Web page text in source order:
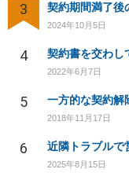
3 契約期間満了後
2024年10月5日
4 契約書を交わし
2022年6月7日
5 一方的な契約解
2018年11月17日
6 近隣トラブルで
2025年8月15日